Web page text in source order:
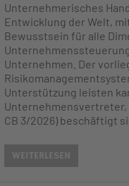
Unternehmerisches
Entwicklung der Welt,
Bewusstsein für alle
Unternehmen. Der
Unterstützung leisten
Unternehmensvertreter,
CB 3/2026) beschäftigt
WEITERLESEN